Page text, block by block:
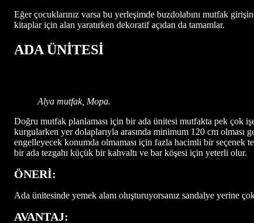
Eğer çocuklarınız varsa bu yerleşimde buzdolabını mutfak
kitaplar için alan yaratırken dekoratif açıdan da tamamlar.
ADA ÜNİTESİ
Alya mutfak, Mopa.
Doğru mutfak planlaması için bir ada ünitesi mutfakta pek çok
kurgularken yer dolaplarıyla arasında minimum 120 cm
engelleyecek konumda olmaması için fazla hacimli bir
bir ada tezgahı küçük bir kahvaltı ve bar köşesi için yeterli olur.
ÖNERİ:
Ada ünitesinde yemek alanı oluşturuyorsanız sandalye yerine
AVANTAJ: